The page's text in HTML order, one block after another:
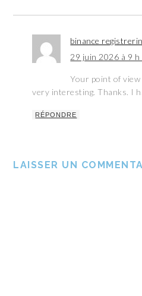
binance
29 juin 2026 à 9 h
Your point of view
very interesting. Thanks. I
RÉPONDRE
LAISSER UN